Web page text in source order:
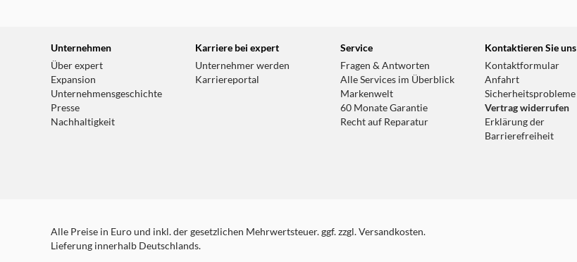
Unternehmen
Über expert
Expansion
Unternehmensgeschichte
Presse
Nachhaltigkeit
Karriere bei expert
Unternehmer werden
Karriereportal
Service
Fragen & Antworten
Alle Services im Überblick
Markenwelt
60 Monate Garantie
Recht auf Reparatur
Kontaktieren Sie uns
Kontaktformular
Anfahrt
Sicherheitsprobleme
Vertrag widerrufen
Erklärung der
Barrierefreiheit
Alle Preise in Euro und inkl. der gesetzlichen Mehrwertsteuer. ggf. zzgl. Versandkosten.
Lieferung innerhalb Deutschlands.